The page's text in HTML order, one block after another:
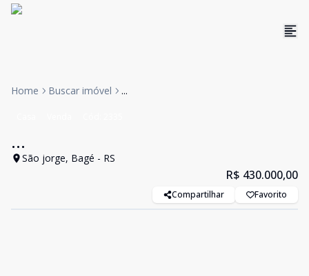
Home Buscar imóvel ...
...
São jorge, Bagé - RS
R$ 430.000,00
Compartilhar Favorito